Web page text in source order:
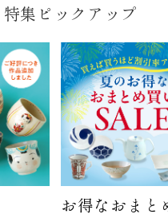
特集ピックアップ
お得なおまと